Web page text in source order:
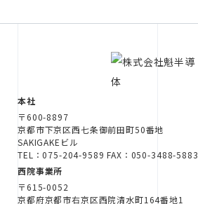
本社
〒600-8897
京都市下京区西七条御前田町50番地
SAKIGAKEビル
TEL：075-204-9589 FAX：050-3488-5883
西院事業所
〒615-0052
京都府京都市右京区西院清水町164番地1